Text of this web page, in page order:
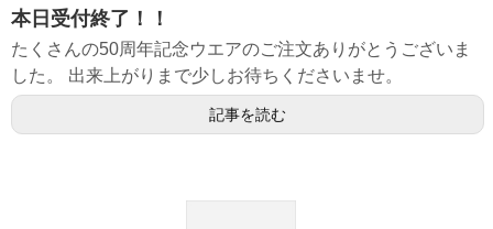
本日受付終了！！
たくさんの50周年記念ウエアのご注文ありがとうございま
した。 出来上がりまで少しお待ちくださいませ。
記事を読む